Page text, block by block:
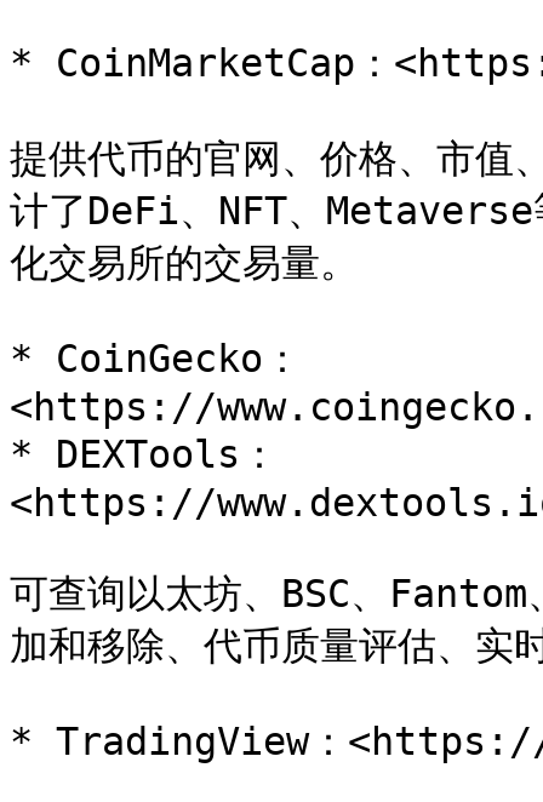
* CoinMarketCap：
提供代币的官网、价格、市值
计了DeFi、NFT、Metaverse
化交易所的交易量。
* CoinGecko：
<https://
* DEXTools：
<https://
可查询以太坊、BSC、
加和移除、代币质量评估、实
* TradingView：